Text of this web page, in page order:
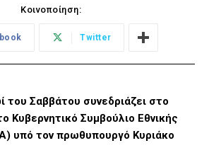
Κοινοποίηση:
Twitter
του Σαββάτου συνεδριάζει στο
Κυβερνητικό Συμβούλιο Εθνικής
υπό τον πρωθυπουργό Κυριάκο